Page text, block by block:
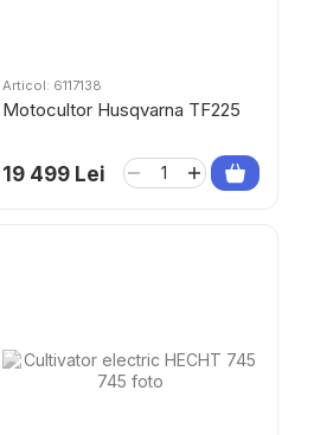
Articol: 6117138
Motocultor Husqvarna TF225
19 499 Lei